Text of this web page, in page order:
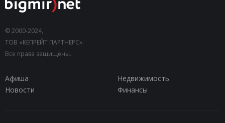
© 2000-2024,
ТОВ «КЕПРЕЙТ ПАРТНЕРС».
Все права защищены.
Афиша
Недвижимость
Новости
Финансы